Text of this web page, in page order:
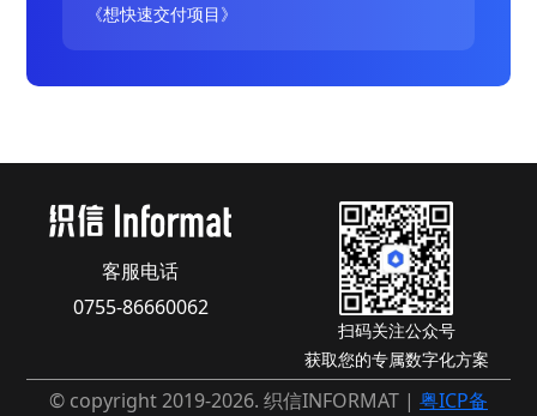
《想快速交付项目》
客服电话
0755-86660062
扫码关注公众号
获取您的专属数字化方案
© copyright 2019-2026. 织信INFORMAT | 粤ICP备